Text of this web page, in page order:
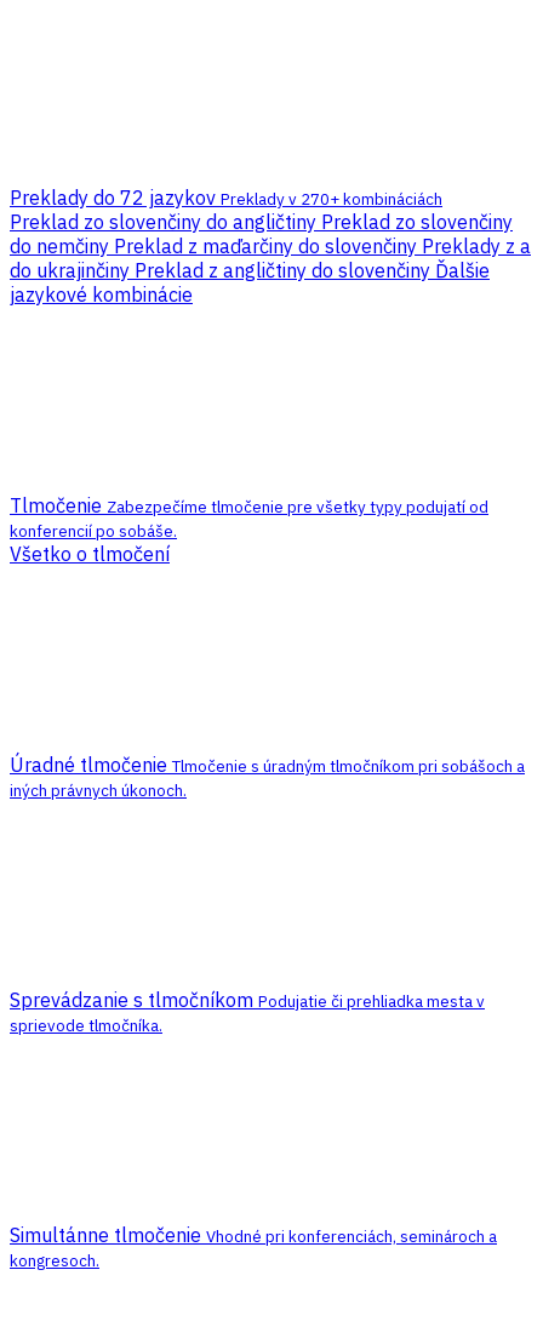
Preklady do 72 jazykov Preklady v 270+ kombináciách
Preklad zo slovenčiny do angličtiny Preklad zo slovenčiny
do nemčiny Preklad z maďarčiny do slovenčiny Preklady z a
do ukrajinčiny Preklad z angličtiny do slovenčiny Ďalšie
jazykové kombinácie
Tlmočenie Zabezpečíme tlmočenie pre všetky typy podujatí od
konferencií po sobáše.
Všetko o tlmočení
Úradné tlmočenie Tlmočenie s úradným tlmočníkom pri sobášoch a
iných právnych úkonoch.
Sprevádzanie s tlmočníkom Podujatie či prehliadka mesta v
sprievode tlmočníka.
Simultánne tlmočenie Vhodné pri konferenciách, seminároch a
kongresoch.